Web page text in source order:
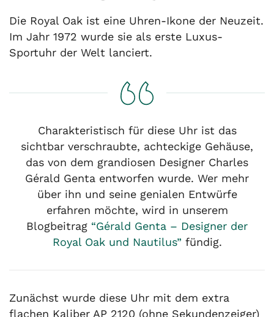
Die Royal Oak ist eine Uhren-Ikone der Neuzeit.
Im Jahr 1972 wurde sie als erste Luxus-
Sportuhr der Welt lanciert.
Charakteristisch für diese Uhr ist das
sichtbar verschraubte, achteckige Gehäuse,
das von dem grandiosen Designer Charles
Gérald Genta entworfen wurde. Wer mehr
über ihn und seine genialen Entwürfe
erfahren möchte, wird in unserem
Blogbeitrag “Gérald Genta – Designer der
Royal Oak und Nautilus” fündig.
Zunächst wurde diese Uhr mit dem extra
flachen Kaliber AP 2120 (ohne Sekundenzeiger)